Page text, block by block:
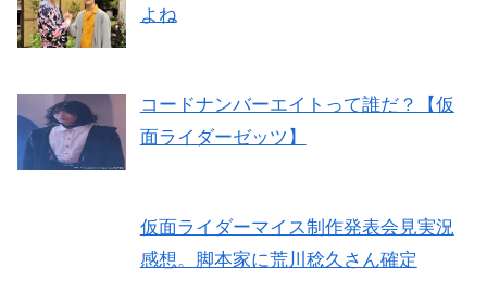
よね
コードナンバーエイトって誰だ？【仮
面ライダーゼッツ】
仮面ライダーマイス制作発表会見実況
感想。脚本家に荒川稔久さん確定